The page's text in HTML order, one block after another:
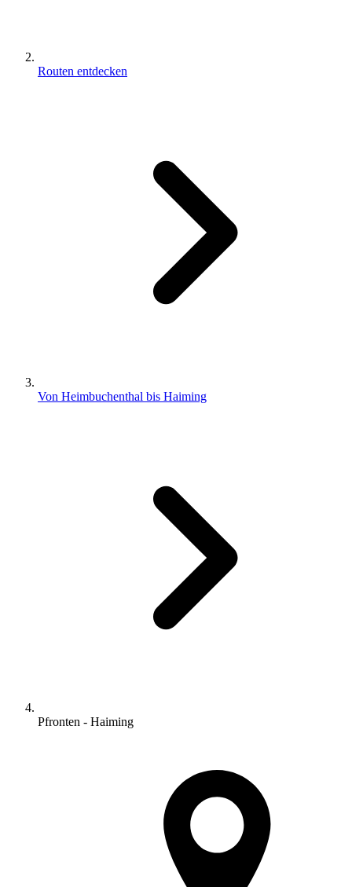
Routen entdecken
Von Heimbuchenthal bis Haiming
Pfronten - Haiming